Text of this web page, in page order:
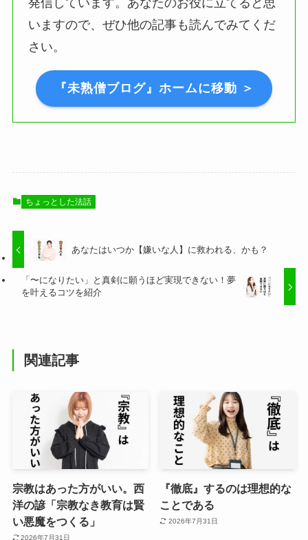
いますので、ぜひ他の記事も読んでみてくだ
さい。
『未熟僧ブログ』ホームに移動 ＞
ちょっとした法話
あなたはいつか【嫌いな人】に救われる、かも？
「〜になりたい」と真剣に願うほど実現できない！夢
を叶えるコツを紹介
関連記事
宗教はあった方がいい。西
洋の諺「宗教なき教育は賢
い悪魔をつくる」
2026年7月31日
『徹底』するのは理想的な
ことである
2026年7月31日